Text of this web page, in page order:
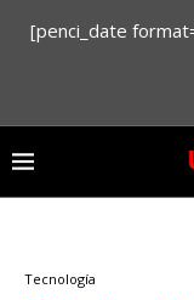
[penci_date
Tecnología